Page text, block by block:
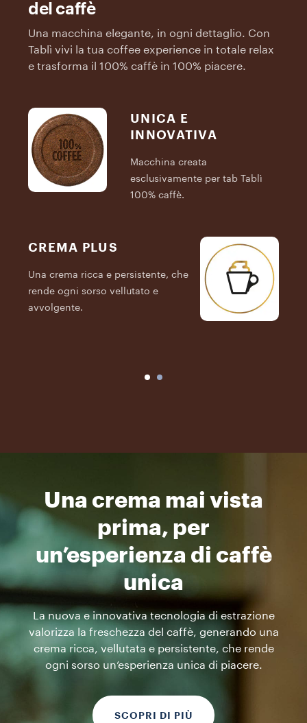
del caffè
Una macchina elegante, in ogni dettaglio. Con
Tablì vivi la tua coffee experience in totale relax
e trasforma il 100% caffè in 100% piacere.
UNICA E
INNOVATIVA
Macchina creata
esclusivamente per tab Tablì
100% caffè.
CREMA PLUS
Una crema ricca e persistente, che
rende ogni sorso vellutato e
avvolgente.
Una crema mai vista
prima, per
un’esperienza di caffè
unica
La nuova e innovativa tecnologia di estrazione
valorizza la freschezza del caffè, generando una
crema ricca, vellutata e persistente, che rende
ogni sorso un’esperienza unica di piacere.
SCOPRI DI PIÙ